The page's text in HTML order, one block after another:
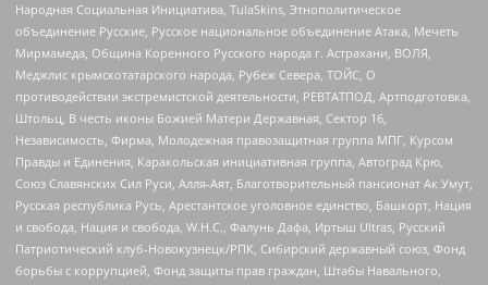
Народная Социальная Инициатива, TulaSkins, Этнополитическое
объединение Русские, Русское национальное объединение Атака, Мечеть
Мирмамеда, Община Коренного Русского народа г. Астрахани, ВОЛЯ,
Меджлис крымскотатарского народа, Рубеж Севера, ТОЙС, О
противодействии экстремистской деятельности, РЕВТАТПОД, Артподготовка,
Штольц, В честь иконы Божией Матери Державная, Сектор 16,
Независимость, Фирма, Молодежная правозащитная группа МПГ, Курсом
Правды и Единения, Каракольская инициативная группа, Автоград Крю,
Союз Славянских Сил Руси, Алля-Аят, Благотворительный пансионат Ак Умут,
Русская республика Русь, Арестантское уголовное единство, Башкорт, Нация
и свобода, Нация и свобода, W.H.С., Фалунь Дафа, Иртыш Ultras, Русский
Патриотический клуб-Новокузнецк/РПК, Сибирский державный союз, Фонд
борьбы с коррупцией, Фонд защиты прав граждан, Штабы Навального,